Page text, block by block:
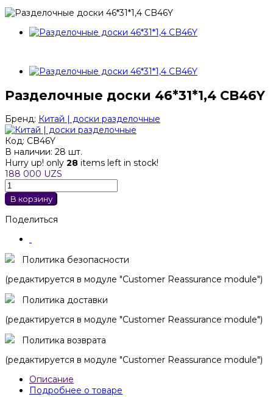
Разделочные доски 46*31*1,4 CB46Y
Бренд: Китай | доски разделочные
Код: CB46Y
В наличии: 28 шт.
Hurry up! only 28 items left in stock!
188 000 UZS
В корзину
Поделиться
Политика безопасности
(редактируется в модуле "Customer Reassurance module")
Политика доставки
(редактируется в модуле "Customer Reassurance module")
Политика возврата
(редактируется в модуле "Customer Reassurance module")
Описание
Подробнее о товаре